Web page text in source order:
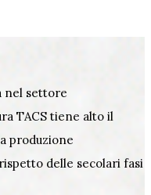
nel settore
TACS tiene alto il
produzione
delle secolari fasi